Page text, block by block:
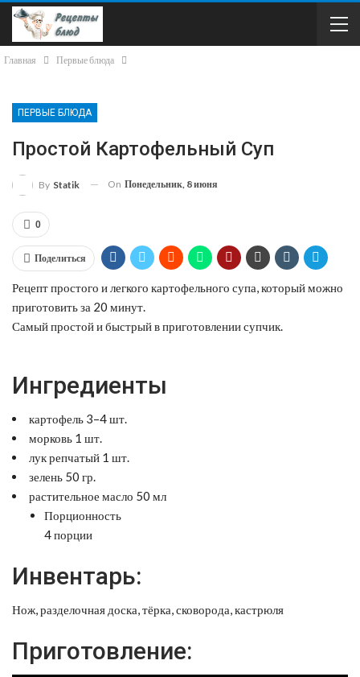
Главная Первые блюда
ПЕРВЫЕ БЛЮДА
Простой Картофельный Суп
By Statik On Понедельник, 8 июня
0
Поделиться
Рецепт простого и легкого картофельного супа, который можно
приготовить за 20 минут.
Самый простой и быстрый в приготовлении супчик.
Ингредиенты
картофель 3–4 шт.
морковь 1 шт.
лук репчатый 1 шт.
зелень 50 гр.
растительное масло 50 мл
Порционность
4 порции
Инвентарь:
Нож, разделочная доска, тёрка, сковорода, кастрюля
Приготовление: